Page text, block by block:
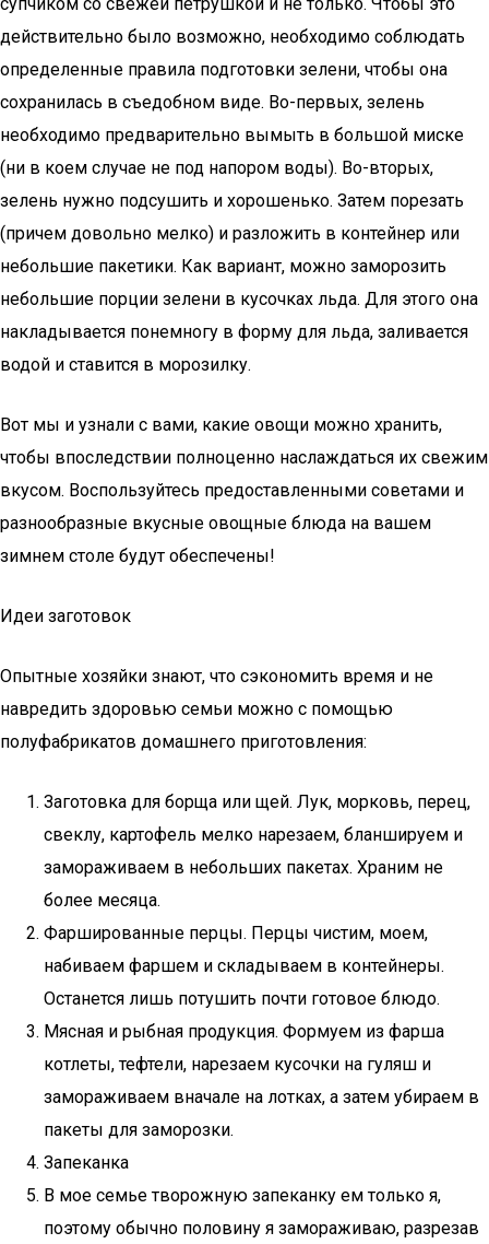
действительно было возможно, необходимо соблюдать
определенные правила подготовки зелени, чтобы она
сохранилась в съедобном виде. Во-первых, зелень
необходимо предварительно вымыть в большой миске
(ни в коем случае не под напором воды). Во-вторых,
зелень нужно подсушить и хорошенько. Затем порезать
(причем довольно мелко) и разложить в контейнер или
небольшие пакетики. Как вариант, можно заморозить
небольшие порции зелени в кусочках льда. Для этого она
накладывается понемногу в форму для льда, заливается
водой и ставится в морозилку.
Вот мы и узнали с вами, какие овощи можно хранить,
чтобы впоследствии полноценно наслаждаться их свежим
вкусом. Воспользуйтесь предоставленными советами и
разнообразные вкусные овощные блюда на вашем
зимнем столе будут обеспечены!
Идеи заготовок
Опытные хозяйки знают, что сэкономить время и не
навредить здоровью семьи можно с помощью
полуфабрикатов домашнего приготовления:
Заготовка для борща или щей. Лук, морковь, перец,
свеклу, картофель мелко нарезаем, бланшируем и
замораживаем в небольших пакетах. Храним не
более месяца.
Фаршированные перцы. Перцы чистим, моем,
набиваем фаршем и складываем в контейнеры.
Останется лишь потушить почти готовое блюдо.
Мясная и рыбная продукция. Формуем из фарша
котлеты, тефтели, нарезаем кусочки на гуляш и
замораживаем вначале на лотках, а затем убираем в
пакеты для заморозки.
Запеканка
В мое семье творожную запеканку ем только я,
поэтому обычно половину я замораживаю, разрезав